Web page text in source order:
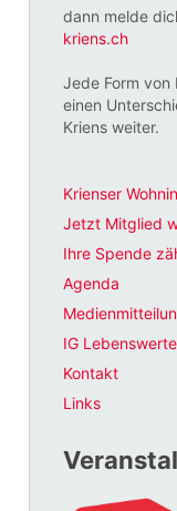
dann melde
kriens.ch
Jede Form
einen
Kriens weiter.
Krienser
Jetzt Mitglied
Ihre Spende
Agenda
IG
Kontakt
Links